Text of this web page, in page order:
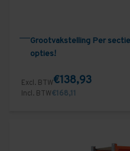
Grootvakstelling Per
opties!
Excl. BTW€138,93
Incl. BTW€168,11